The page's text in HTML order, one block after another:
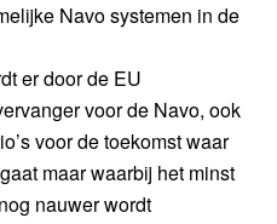
Navo systemen in de
er door de EU
voor de Navo, ook
voor de toekomst waar
maar waarbij het minst
nauwer wordt